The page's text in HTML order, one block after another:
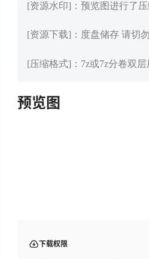
[资源水印]：预览图进行了
[资源下载]：度盘储存 请切
[压缩格式]：7z或7z分卷双
预览图
下载权限